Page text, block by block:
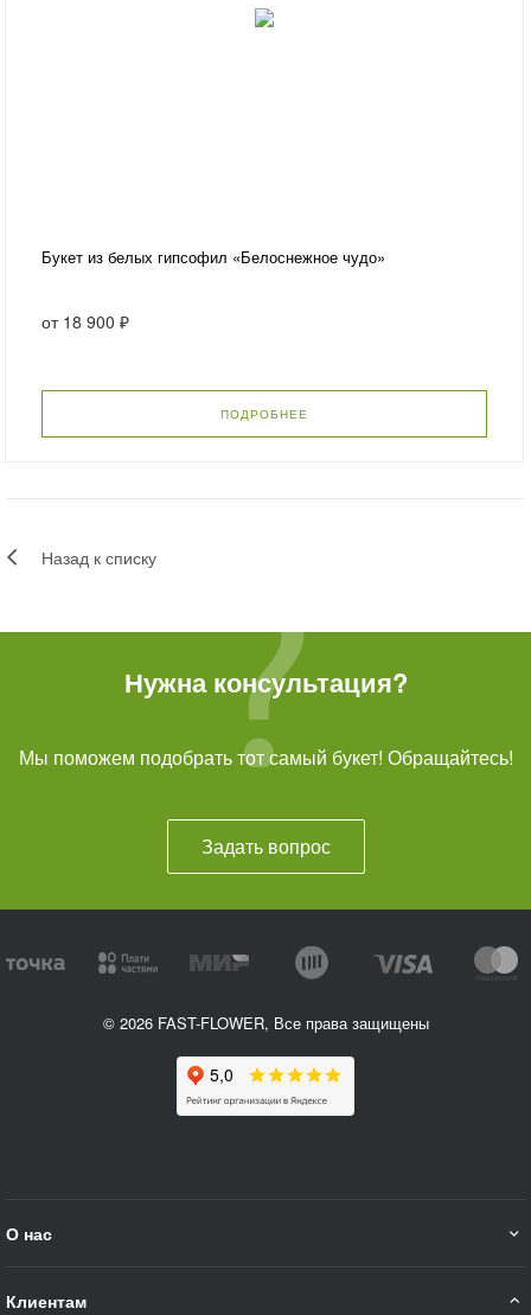
Букет из белых гипсофил «Белоснежное чудо»
от 18 900 ₽
ПОДРОБНЕЕ
Назад к списку
Нужна консультация?
Мы поможем подобрать тот самый букет! Обращайтесь!
Задать вопрос
© 2026 FAST-FLOWER, Все права защищены
О нас
Клиентам